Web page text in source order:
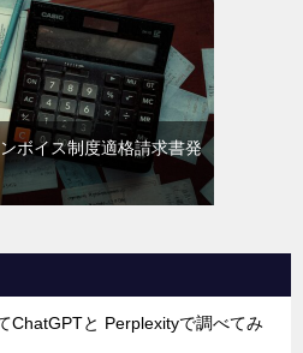
ボイス制度適格請求書発
ChatGPTと Perplexityで調べてみ